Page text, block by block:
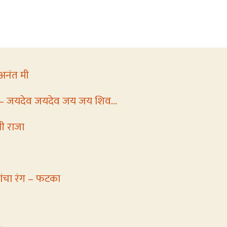
मी
– जयदेव जयदेव जय जय शिव…
राजा
रंग – फटका